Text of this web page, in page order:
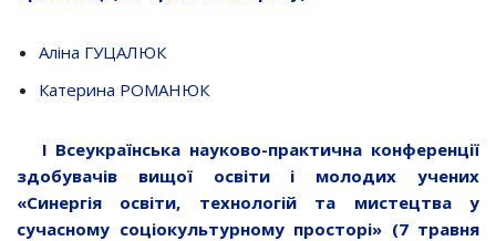
Аліна ГУЦАЛЮК
Катерина РОМАНЮК
I Всеукраїнська науково-практична конференції
здобувачів вищої освіти і молодих учених
«Синергія освіти, технологій та мистецтва у
сучасному соціокультурному просторі» (7 травня